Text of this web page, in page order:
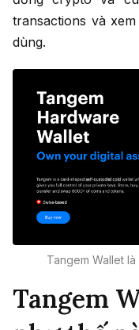
transactions và
dùng.
Tangem Wallet
Tangem